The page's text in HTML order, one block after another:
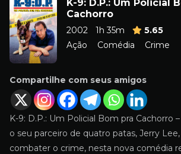
K-9: D.P.: Um Policial
Cachorro
2002 1h 35m
5.65
Ação
Comédia Crime
Compartilhe com seus amigos
K-9: D.P.: Um Policial Bom pra Cachorro
o seu parceiro de quatro patas, Jerry
combater o crime, nesta nova comédia